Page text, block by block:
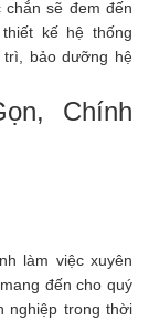
chắn sẽ đem đến
kế hệ thống
trì, bảo dưỡng hệ
Chính
làm việc xuyên
đến cho quý
nghiệp trong thời